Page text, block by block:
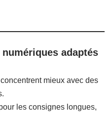
adaptés
mieux avec des
les consignes longues,